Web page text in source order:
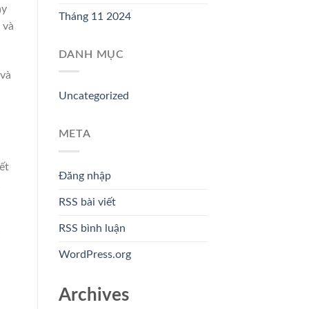
Tháng 11 2024
DANH MỤC
Uncategorized
META
Đăng nhập
RSS bài viết
RSS bình luận
WordPress.org
Archives